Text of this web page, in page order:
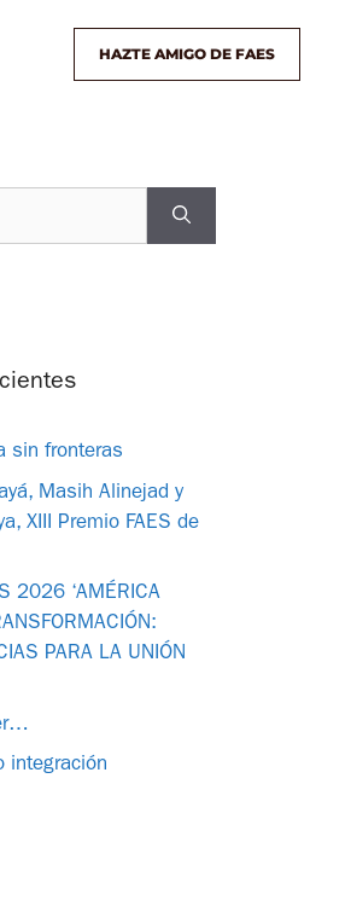
HAZTE AMIGO DE FAES
sin fronteras
Masih Alinejad y
XIII Premio FAES de
2026 ‘AMÉRICA
PARA LA UNIÓN
integración